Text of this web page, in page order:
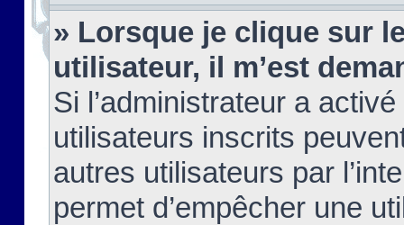
» Lorsque je clique sur
utilisateur, il m’est
Si l’administrateur a
utilisateurs inscrits
autres utilisateurs par
permet d’empêcher une